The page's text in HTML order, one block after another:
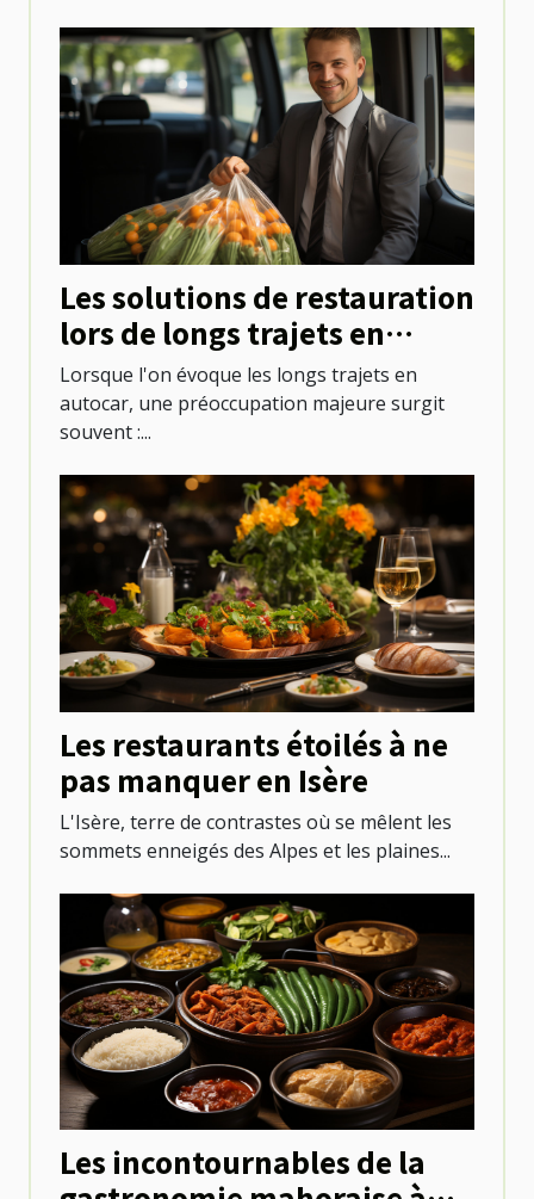
Les solutions de restauration
lors de longs trajets en
autocar
Lorsque l'on évoque les longs trajets en
autocar, une préoccupation majeure surgit
souvent :...
Les restaurants étoilés à ne
pas manquer en Isère
L'Isère, terre de contrastes où se mêlent les
sommets enneigés des Alpes et les plaines...
Les incontournables de la